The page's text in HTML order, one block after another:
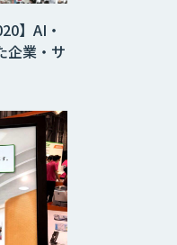
】AI・
企業・サ